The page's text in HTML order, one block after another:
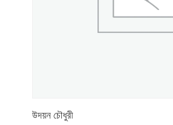
উদয়ন চৌধুরী